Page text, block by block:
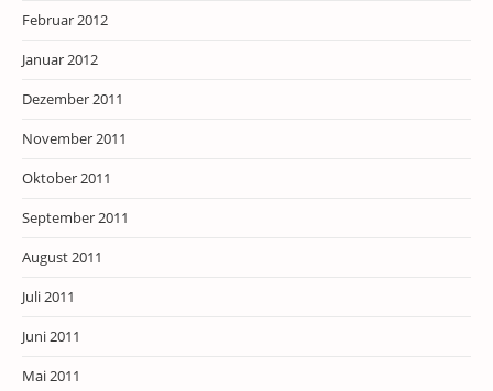
Februar 2012
Januar 2012
Dezember 2011
November 2011
Oktober 2011
September 2011
August 2011
Juli 2011
Juni 2011
Mai 2011